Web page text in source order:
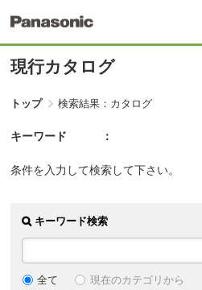
現行カタログ
トップ 検索結果：カタログ
キーワード
条件を入力して検索して下さい。
キーワード検索
全て 現在のカテゴリから